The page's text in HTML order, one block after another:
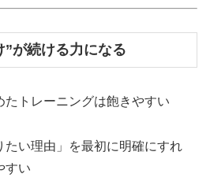
”が続ける力になる
たトレーニングは飽きやすい
たい理由」を最初に明確にすれ
すい